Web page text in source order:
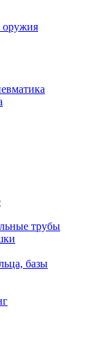
оружия
трубы
базы